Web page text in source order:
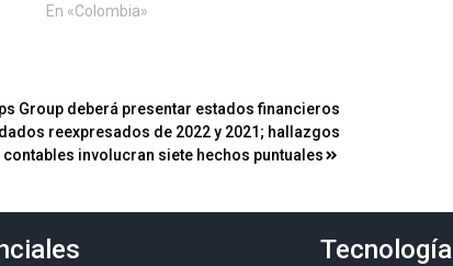
En «Colombia»
Group deberá presentar estados financieros
reexpresados ​​de 2022 y 2021; hallazgos
contables involucran siete hechos puntuales
Tecnología